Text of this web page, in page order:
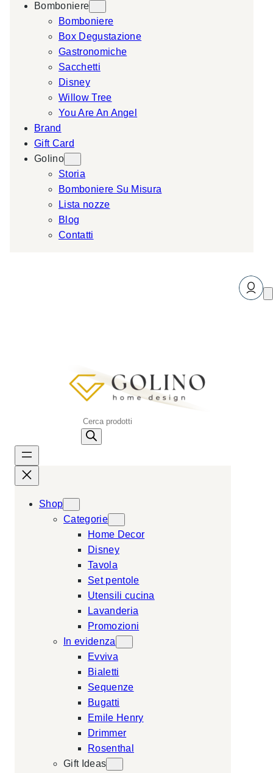
Bomboniere
Bomboniere
Box Degustazione
Gastronomiche
Sacchetti
Disney
Willow Tree
You Are An Angel
Brand
Gift Card
Golino
Storia
Bomboniere Su Misura
Lista nozze
Blog
Contatti
P
s
Shop
Categorie
Home Decor
Disney
Tavola
Set pentole
Utensili cucina
Lavanderia
Promozioni
In evidenza
Evviva
Bialetti
Sequenze
Bugatti
Emile Henry
Drimmer
Rosenthal
Gift Ideas